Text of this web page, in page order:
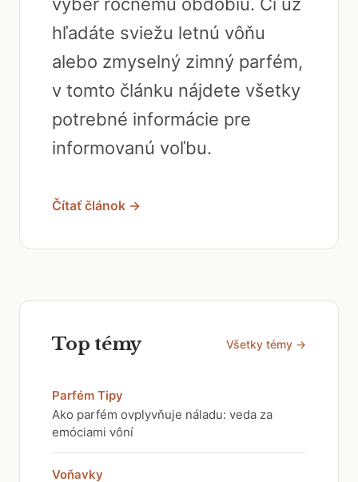
hľadáte sviežu letnú vôňu
alebo zmyselný zimný parfém,
v tomto článku nájdete všetky
potrebné informácie pre
informovanú voľbu.
Čítať článok →
Top témy Všetky témy →
Parfém Tipy
Ako parfém ovplyvňuje náladu: veda za
emóciami vôní
Voňavky